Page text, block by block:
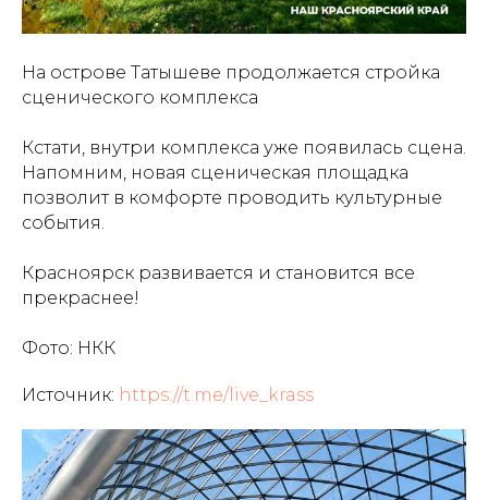
На острове Татышеве продолжается стройка
сценического комплекса
Кстати, внутри комплекса уже появилась сцена.
Напомним, новая сценическая площадка
позволит в комфорте проводить культурные
события.
Красноярск развивается и становится все
прекраснее!
Фото: НКК
Источник: https://t.me/live_krass